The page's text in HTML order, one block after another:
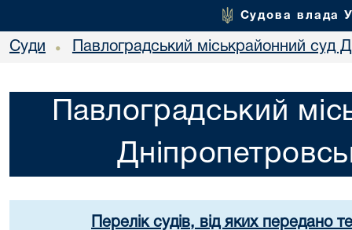
Судова влада
Суди • Павлоградський міськрайонний суд
Павлоградський
Перелік судів, від яких передано